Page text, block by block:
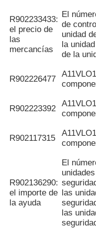
R902233433:
el precio de
las
mercancías
El
de
unidad
la
de la
R902226477
R902223392
R902117315
R902136290:
el importe de
la ayuda
El
las
las